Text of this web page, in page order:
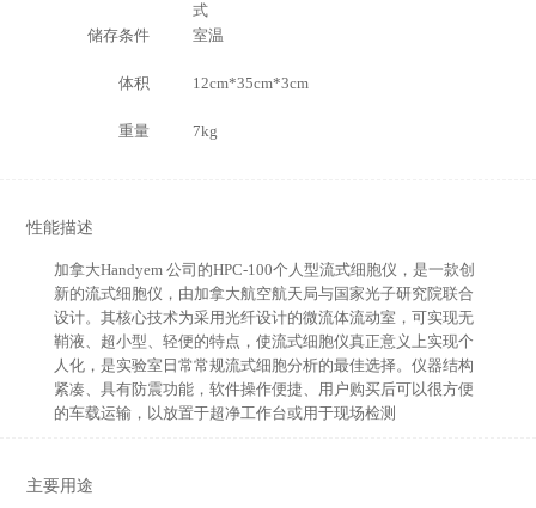
式
储存条件
室温
体积 12cm*35cm*3cm
重量 7kg
性能描述
加拿大Handyem 公司的HPC-100个人型流式细胞仪，是一款创
新的流式细胞仪，由加拿大航空航天局与国家光子研究院联合
设计。其核心技术为采用光纤设计的微流体流动室，可实现无
鞘液、超小型、轻便的特点，使流式细胞仪真正意义上实现个
人化，是实验室日常常规流式细胞分析的最佳选择。仪器结构
紧凑、具有防震功能，软件操作便捷、用户购买后可以很方便
的车载运输，以放置于超净工作台或用于现场检测
主要用途